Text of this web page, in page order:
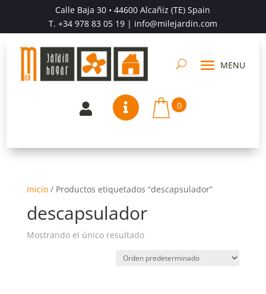
Calle Baja 30 • 44600 Alcañiz (TE) Spain
T. +34 978 83 05 19| info@milejardin.com
  0
Inicio/ Productos etiquetados “descapsulador”
descapsulador
Mostrando el único resultado